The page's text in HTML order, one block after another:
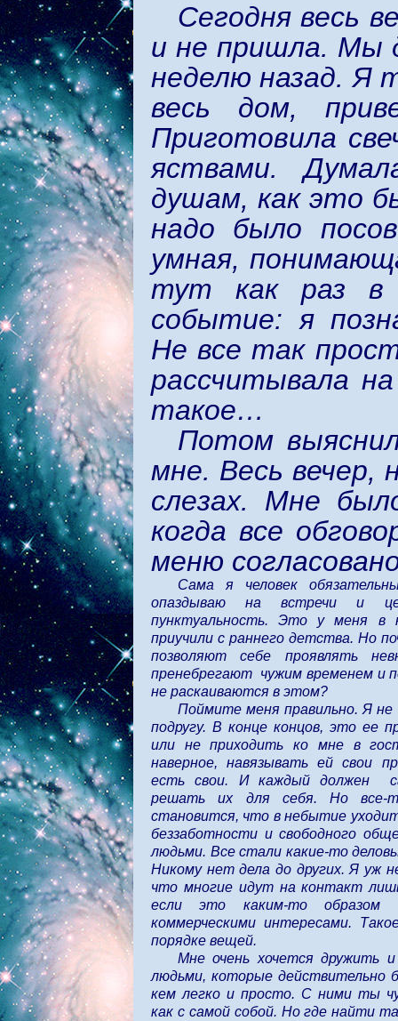
Сегодня весь
и не пришла. Мы
неделю назад. Я
весь дом,
Приготовила
яствами.
душам, как это
надо было
умная,
тут как раз в
событие: я
Не все так
рассчитывала
такое…
Потом
мне. Весь вечер,
слезах. Мне
когда все
меню
Сама я человек
опаздываю на встречи и
пунктуальность. Это у меня в
приучили с раннего детства. Но
позволяют себе проявлять
пренебрегают чужим временем и
не раскаиваются в этом?
Поймите меня правильно. Я не
подругу. В конце концов, это ее
или не приходить ко мне в
наверное, навязывать ей свои
есть свои. И каждый должен
решать их для себя. Но все-
становится, что в небытие
беззаботности и свободного
людьми. Все стали какие-то
Никому нет дела до других. Я уж
что многие идут на контакт
если это каким-то образом
коммерческими интересами.
порядке вещей.
Мне очень хочется дружить
людьми, которые действительно
кем легко и просто. С ними ты
как с самой собой. Но где найти